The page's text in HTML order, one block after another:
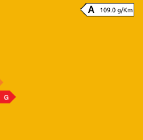
109.0 g/Km